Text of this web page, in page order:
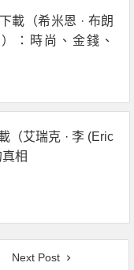
載（希米恩 · 布朗
：時尚、金錢、
（艾瑞克 · 李 (Eric
相
Next Post